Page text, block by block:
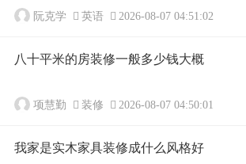
阮克学 英语 2026-08-07 04:51:02
八十平米的房装修一般多少钱大概
项慧勤 装修 2026-08-07 04:50:01
我家是实木家具装修成什么风格好